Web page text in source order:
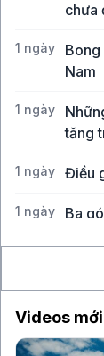
chưa
1 ngày
Nam
1 ngày
tăng
1 ngày Điều
1 ngày
Ba
Videos